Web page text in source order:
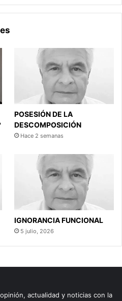
POSESIÓN DE LA
DESCOMPOSICIÓN
Hace 2 semanas
IGNORANCIA FUNCIONAL
5 julio, 2026
actualidad y noticias con la